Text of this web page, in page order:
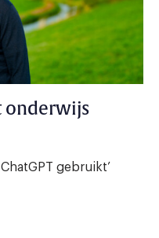
onderwijs
gebruikt’